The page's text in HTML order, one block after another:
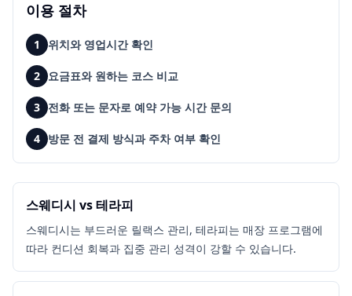
이용 절차
1 위치와 영업시간 확인
2 요금표와 원하는 코스 비교
3 전화 또는 문자로 예약 가능 시간 문의
4 방문 전 결제 방식과 주차 여부 확인
스웨디시 vs 테라피
스웨디시는 부드러운 릴랙스 관리, 테라피는 매장 프로그램에
따라 컨디션 회복과 집중 관리 성격이 강할 수 있습니다.